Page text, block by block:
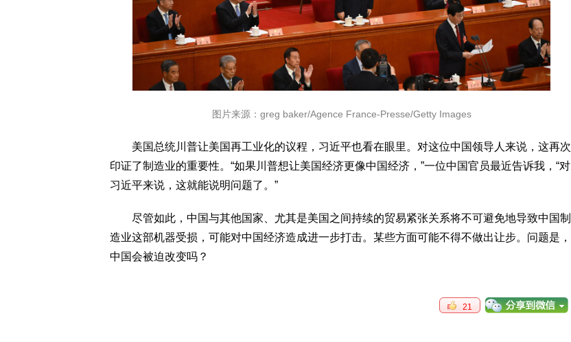
图片来源：greg baker/Agence France-Presse/Getty Images
美国总统川普让美国再工业化的议程，习近平也看在眼里。对这位中国领导人来说，这再次
印证了制造业的重要性。“如果川普想让美国经济更像中国经济，”一位中国官员最近告诉我，“对
习近平来说，这就能说明问题了。”
尽管如此，中国与其他国家、尤其是美国之间持续的贸易紧张关系将不可避免地导致中国制
造业这部机器受损，可能对中国经济造成进一步打击。某些方面可能不得不做出让步。问题是，
中国会被迫改变吗？
21